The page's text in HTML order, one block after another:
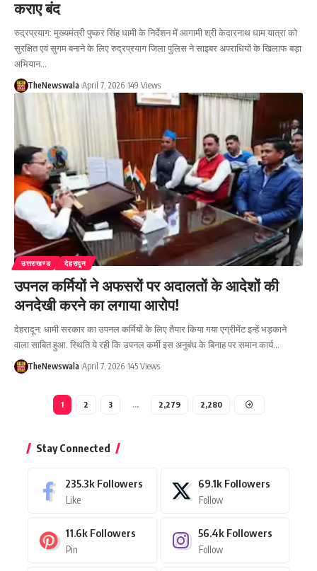
कराए बंद
रुद्रप्रयाग: मुख्यमंत्री पुष्कर सिंह धामी के निर्देशन में आगामी श्री केदारनाथ धाम यात्रा को
सुरक्षित एवं सुगम बनाने के लिए रुद्रप्रयाग जिला पुलिस ने साइबर अपराधियों के खिलाफ बड़ा
अभियान…
TheNewswala April 7, 2026 149 Views
उत्तराखण्ड देहरादून
उपनल कर्मियों ने अफसरों पर अदालतों के आदेशों की
अनदेखी करने का लगाया आरोप!
देहरादून: धामी सरकार का उपनल कर्मियों के लिए तैयार किया गया एग्रीमेंट इन्हें भड़काने
वाला साबित हुआ. स्थिति ये रही कि उपनल कर्मी इस अनुबंध के बिनाह पर समान कार्य…
TheNewswala April 7, 2026 145 Views
1 2 3 … 2,279 2,280
Stay Connected
235.3k Followers
Like
69.1k Followers
Follow
11.6k Followers
Pin
56.4k Followers
Follow